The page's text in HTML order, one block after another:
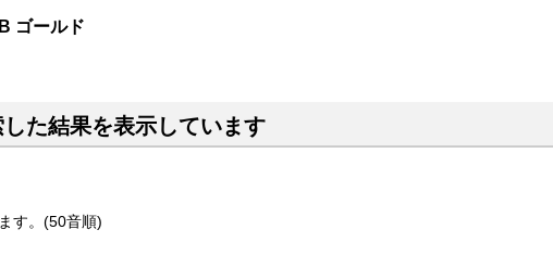
ゴールド
た結果を表示しています
す。(50音順)